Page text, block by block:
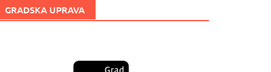
GRADSKA UPRAVA